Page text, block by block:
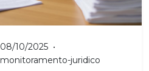
08/10/2025 •
monitoramento-juridico